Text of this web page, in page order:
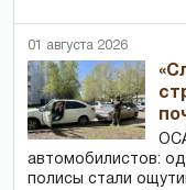
01 августа 2026
автомобилистов:
полисы стали